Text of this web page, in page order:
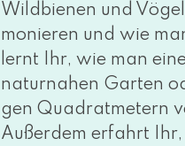
Wildbienen und
mo­nie­ren und wie
lernt Ihr, wie man
natur­na­hen Garten
gen Quadratmetern
Außerdem erfahrt